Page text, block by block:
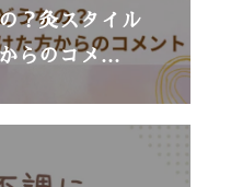
？灸スタイル
らのコメ…